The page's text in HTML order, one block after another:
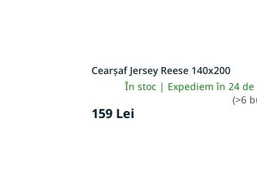
Cearșaf Jersey Reese 140x200
În stoc | Expediem în 24 de
(>6
159 Lei